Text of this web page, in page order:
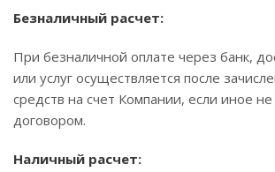
Безналичный расчет:
При безналичной оплате через банк,
или услуг осуществляется после
средств на счет Компании, если иное
договором.
Наличный расчет: